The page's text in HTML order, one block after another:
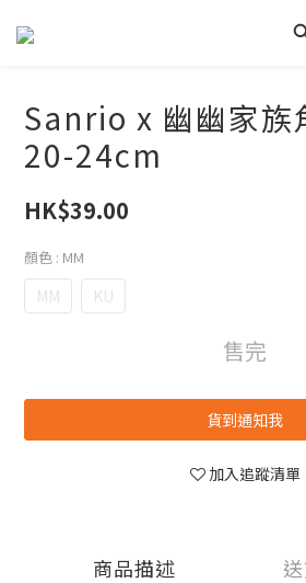
Sanrio x 幽幽家族
20-24cm
HK$39.00
顏色 : MM
MM KU
售完
貨到通知我
加入追蹤清單
商品描述